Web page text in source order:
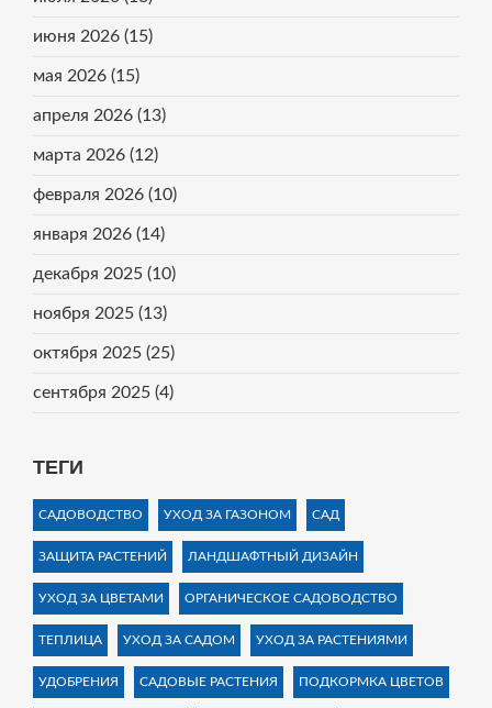
июня 2026 (15)
мая 2026 (15)
апреля 2026 (13)
марта 2026 (12)
февраля 2026 (10)
января 2026 (14)
декабря 2025 (10)
ноября 2025 (13)
октября 2025 (25)
сентября 2025 (4)
ТЕГИ
САДОВОДСТВО УХОД ЗА ГАЗОНОМ САД
ЗАЩИТА РАСТЕНИЙ ЛАНДШАФТНЫЙ ДИЗАЙН
УХОД ЗА ЦВЕТАМИ ОРГАНИЧЕСКОЕ САДОВОДСТВО
ТЕПЛИЦА УХОД ЗА САДОМ УХОД ЗА РАСТЕНИЯМИ
УДОБРЕНИЯ САДОВЫЕ РАСТЕНИЯ ПОДКОРМКА ЦВЕТОВ